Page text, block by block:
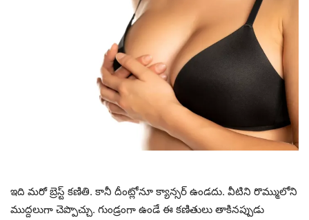
ఇది మరో బ్రెస్ట్ కణితి. కానీ దీంట్లోనూ క్యాన్సర్ ఉండదు. వీటిని రొమ్ములోని
ముద్దలుగా చెప్పొచ్చు. గుండ్రంగా ఉండే ఈ కణితులు తాకినప్పుడు